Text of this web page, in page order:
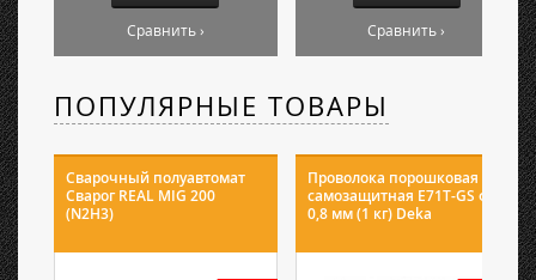
Сравнить › Сравнить ›
ПОПУЛЯРНЫЕ ТОВАРЫ
Сварочный полуавтомат
Сварог REAL MIG 200
(N2H3)
Проволока порошковая
самозащитная E71T-GS ф
0,8 мм (1 кг) Deka